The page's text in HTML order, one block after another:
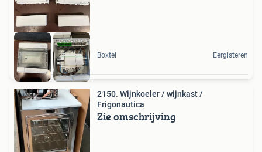
Boxtel Eergisteren
2150. Wijnkoeler / wijnkast /
Frigonautica
Zie omschrijving